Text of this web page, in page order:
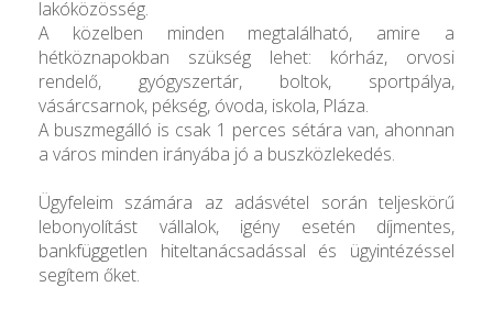
lakóközösség.
A közelben minden megtalálható, amire a
hétköznapokban szükség lehet: kórház, orvosi
rendelő, gyógyszertár, boltok, sportpálya,
vásárcsarnok, pékség, óvoda, iskola, Pláza.
A buszmegálló is csak 1 perces sétára van, ahonnan
a város minden irányába jó a buszközlekedés.
Ügyfeleim számára az adásvétel során teljeskörű
lebonyolítást vállalok, igény esetén díjmentes,
bankfüggetlen hiteltanácsadással és ügyintézéssel
segítem őket.